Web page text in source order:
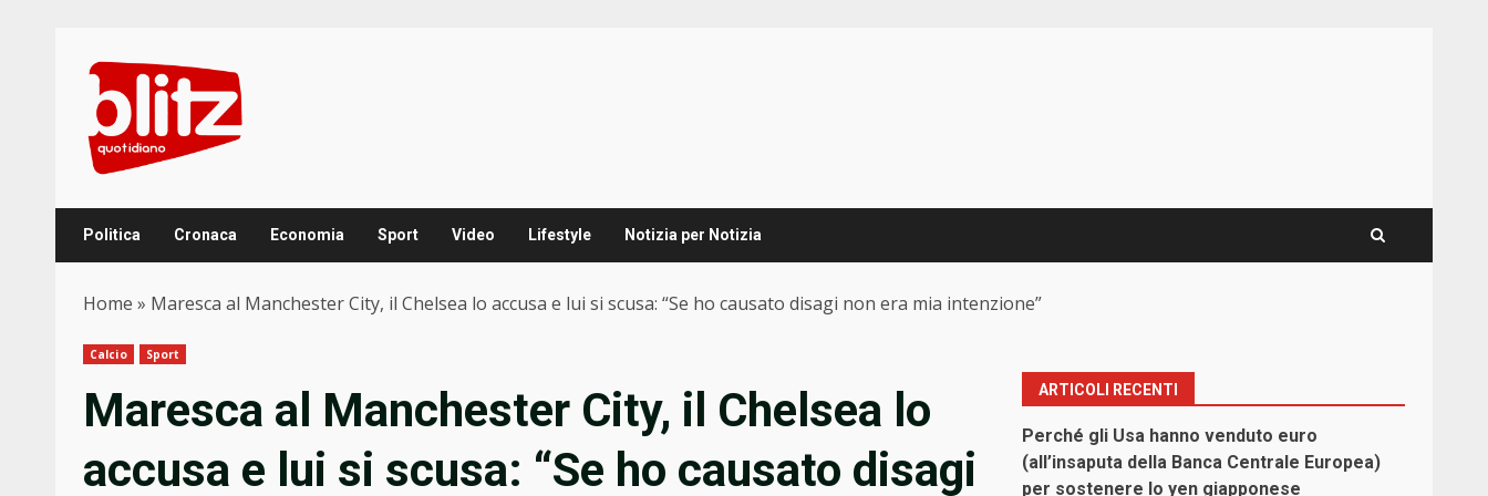
content
Politica Cronaca Economia Sport Video Lifestyle Notizia per Notizia
Home » Maresca al Manchester City, il Chelsea lo accusa e lui si scusa: “Se ho causato disagi non era mia intenzione”
Calcio Sport
Maresca al Manchester City, il Chelsea lo
accusa e lui si scusa: “Se ho causato disagi
ARTICOLI RECENTI
Perché gli Usa hanno venduto euro
(all’insaputa della Banca Centrale Europea)
per sostenere lo yen giapponese